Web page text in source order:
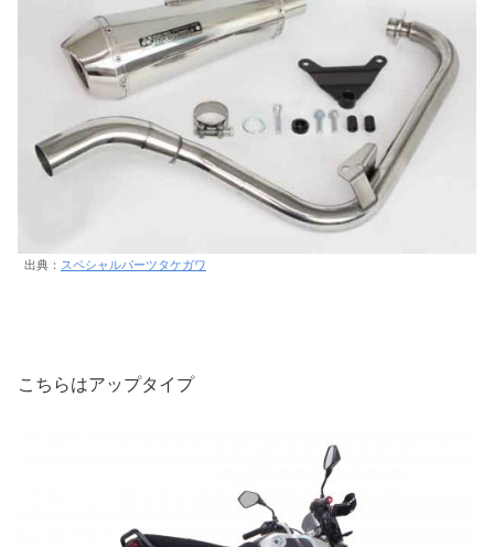
出典： スペシャルパーツタケガワ
こちらはアップタイプ